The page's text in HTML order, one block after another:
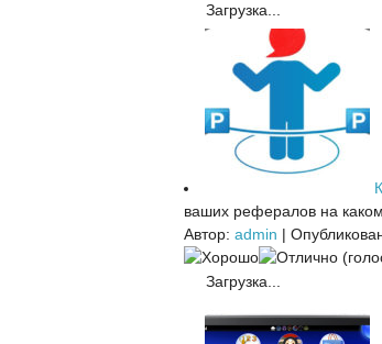
Загрузка...
ваших рефералов на
Автор: admin |
Загрузка...